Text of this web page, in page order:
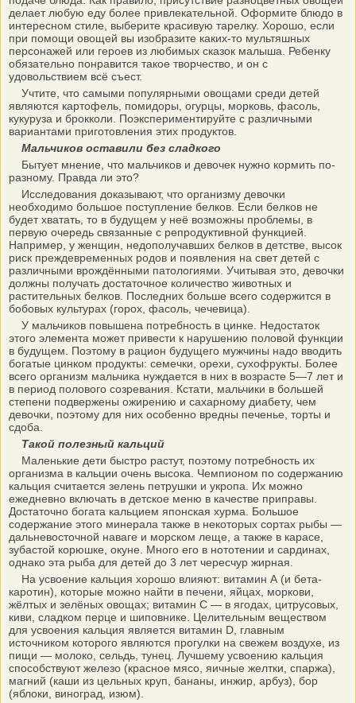
делает любую еду более привлекательной. Оформите блюдо в
интересном стиле, выберите красивую тарелку. Хорошо, если
при помощи овощей вы изобразите каких-то мультяшных
персонажей или героев из любимых сказок малыша. Ребенку
обязательно понравится такое творчество, и он с
удовольствием всё съест.
Учтите, что самыми популярными овощами среди детей
являются картофель, помидоры, огурцы, морковь, фасоль,
кукуруза и брокколи. Поэкспериментируйте с различными
вариантами приготовления этих продуктов.
Мальчиков оставили без сладкого
Бытует мнение, что мальчиков и девочек нужно кормить по-
разному. Правда ли это?
Исследования доказывают, что организму девочки
необходимо большое поступление белков. Если белков не
будет хватать, то в будущем у неё возможны проблемы, в
первую очередь связанные с репродуктивной функцией.
Например, у женщин, недополучавших белков в детстве, высок
риск преждевременных родов и появления на свет детей с
различными врождёнными патологиями. Учитывая это, девочки
должны получать достаточное количество животных и
растительных белков. Последних больше всего содержится в
бобовых культурах (горох, фасоль, чечевица).
У мальчиков повышена потребность в цинке. Недостаток
этого элемента может привести к нарушению половой функции
в будущем. Поэтому в рацион будущего мужчины надо вводить
богатые цинком продукты: семечки, орехи, сухофрукты. Более
всего организм мальчика нуждается в них в возрасте 5—7 лет и
в период полового созревания. Кстати, мальчики в большей
степени подвержены ожирению и сахарному диабету, чем
девочки, поэтому для них особенно вредны печенье, торты и
сдоба.
Такой полезный кальций
Маленькие дети быстро растут, поэтому потребность их
организма в кальции очень высока. Чемпионом по содержанию
кальция считается зелень петрушки и укропа. Их можно
ежедневно включать в детское меню в качестве приправы.
Достаточно богата кальцием японская хурма. Большое
содержание этого минерала также в некоторых сортах рыбы —
дальневосточной наваге и морском леще, а также в карасе,
зубастой корюшке, окуне. Много его в нототении и сардинах,
однако эта рыба для детей до 3 лет чересчур жирная.
На усвоение кальция хорошо влияют: витамин А (и бета-
каротин), которые можно найти в печени, яйцах, моркови,
жёлтых и зелёных овощах; витамин С — в ягодах, цитрусовых,
киви, сладком перце и шиповнике. Целительным веществом
для усвоения кальция является витамин D, главным
источником которого являются прогулки на свежем воздухе, из
пищи — молоко, сельдь, тунец. Лучшему усвоению кальция
способствуют железо (красное мясо, яичные желтки, спаржа),
магний (каши из цельных круп, бананы, инжир, арбуз), бор
(яблоки, виноград, изюм).